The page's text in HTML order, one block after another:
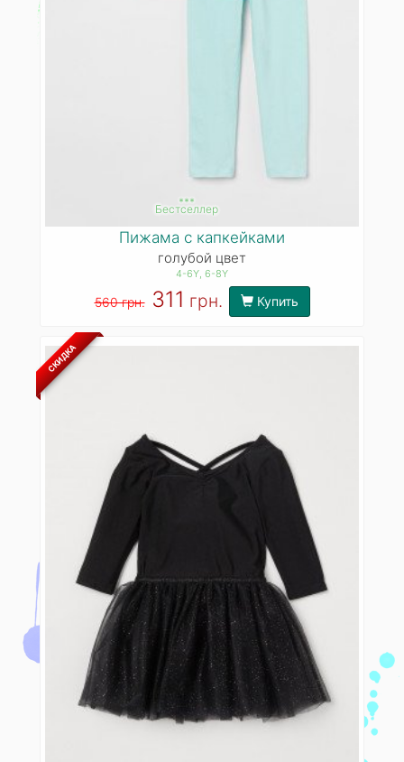
***
Бестселлер
Пижама с капкейками
голубой цвет
4-6Y, 6-8Y
560 грн. 311 грн. Купить
СКИДКА